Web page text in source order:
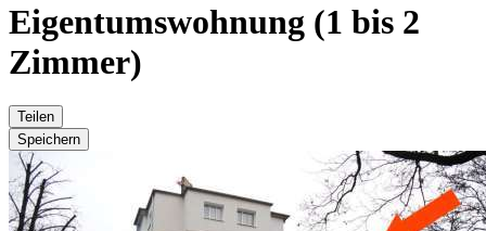
Eigentumswohnung (1 bis 2
Zimmer)
Teilen
Speichern